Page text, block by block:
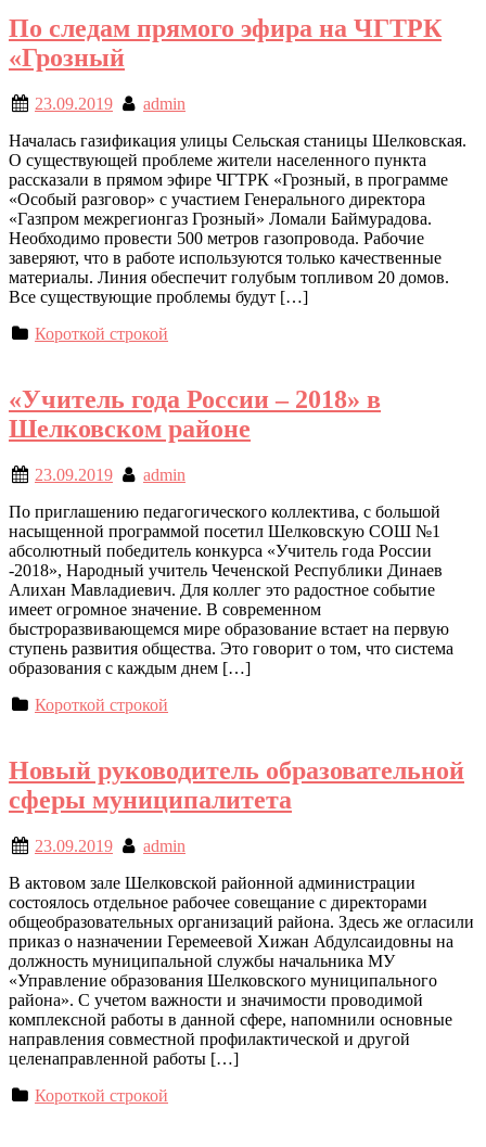
По следам прямого эфира на ЧГТРК
«Грозный
23.09.2019
admin
Началась газификация улицы Сельская станицы Шелковская.
О существующей проблеме жители населенного пункта
рассказали в прямом эфире ЧГТРК «Грозный, в программе
«Особый разговор» с участием Генерального директора
«Газпром межрегионгаз Грозный» Ломали Баймурадова.
Необходимо провести 500 метров газопровода. Рабочие
заверяют, что в работе используются только качественные
материалы. Линия обеспечит голубым топливом 20 домов.
Все существующие проблемы будут […]
Короткой строкой
«Учитель года России – 2018» в
Шелковском районе
23.09.2019
admin
По приглашению педагогического коллектива, с большой
насыщенной программой посетил Шелковскую СОШ №1
абсолютный победитель конкурса «Учитель года России
-2018», Народный учитель Чеченской Республики Динаев
Алихан Мавладиевич. Для коллег это радостное событие
имеет огромное значение. В современном
быстроразвивающемся мире образование встает на первую
ступень развития общества. Это говорит о том, что система
образования с каждым днем […]
Короткой строкой
Новый руководитель образовательной
сферы муниципалитета
23.09.2019
admin
В актовом зале Шелковской районной администрации
состоялось отдельное рабочее совещание с директорами
общеобразовательных организаций района. Здесь же огласили
приказ о назначении Геремеевой Хижан Абдулсаидовны на
должность муниципальной службы начальника МУ
«Управление образования Шелковского муниципального
района». С учетом важности и значимости проводимой
комплексной работы в данной сфере, напомнили основные
направления совместной профилактической и другой
целенаправленной работы […]
Короткой строкой